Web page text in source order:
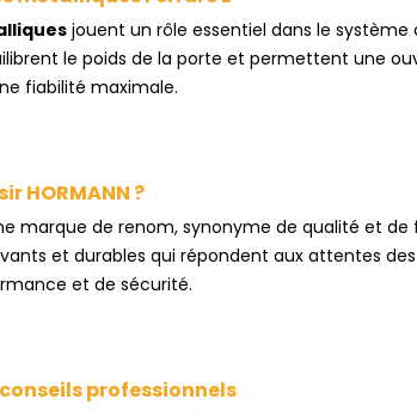
jouent un rôle essentiel dans le
le poids de la porte et permettent une
fiabilité maximale.
HORMANN ?
marque de renom, synonyme de qualité et de
et durables qui répondent aux attentes
et de sécurité.
professionnels